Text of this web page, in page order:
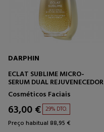
DARPHIN
ECLAT SUBLIME MICRO-
SERUM DUAL REJUVENECEDOR
Cosméticos Faciais
63,00 € 29% DTO.
Preço habitual 88,95 €